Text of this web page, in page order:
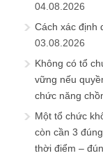
04.08.2026
Cách xác định
03.08.2026
Không có tổ
vững nếu
chức năng
Một tổ chức
còn cần 3
thời điểm –